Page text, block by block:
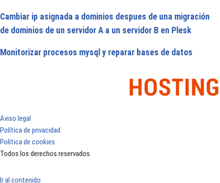
Cambiar ip asignada a dominios despues de una migración
de dominios de un servidor A a un servidor B en Plesk
Monitorizar procesos mysql y reparar bases de datos
Aviso legal
Política de privacidad
Política de cookies
Todos los derechos reservados
Ir al contenido